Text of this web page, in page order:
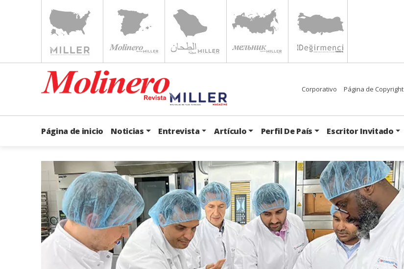
Corporativo Página de Copyright
Página de inicio Noticias Entrevista Artículo Perfil De País Escritor Invitado